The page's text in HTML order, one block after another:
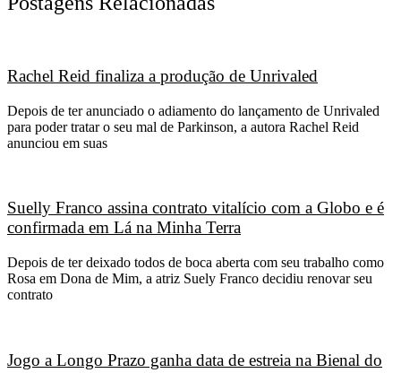
Rachel Reid finaliza a produção de Unrivaled
Depois de ter anunciado o adiamento do lançamento de Unrivaled
para poder tratar o seu mal de Parkinson, a autora Rachel Reid
anunciou em suas
Suelly Franco assina contrato vitalício com a Globo e é
confirmada em Lá na Minha Terra
Depois de ter deixado todos de boca aberta com seu trabalho como
Rosa em Dona de Mim, a atriz Suely Franco decidiu renovar seu
contrato
Jogo a Longo Prazo ganha data de estreia na Bienal do